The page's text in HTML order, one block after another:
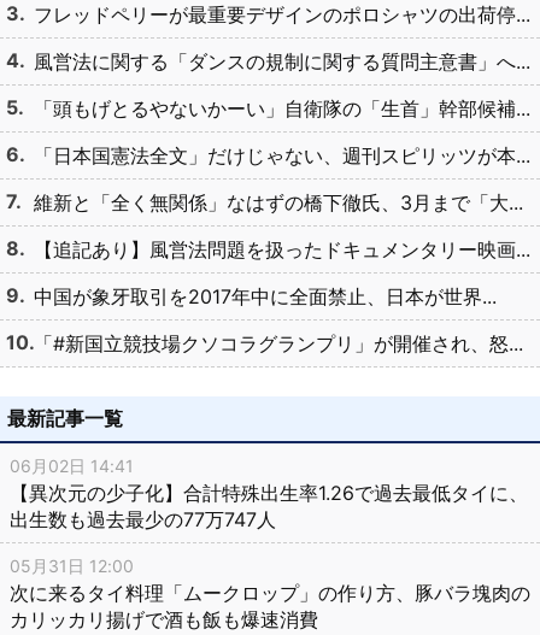
フレッドペリーが最重要デザインのポロシャツの出荷停...
風営法に関する「ダンスの規制に関する質問主意書」へ...
「頭もげとるやないかーい」自衛隊の「生首」幹部候補...
「日本国憲法全文」だけじゃない、週刊スピリッツが本...
維新と「全く無関係」なはずの橋下徹氏、3月まで「大...
【追記あり】風営法問題を扱ったドキュメンタリー映画...
中国が象牙取引を2017年中に全面禁止、日本が世界...
「#新国立競技場クソコラグランプリ」が開催され、怒...
最新記事一覧
06月02日 14:41
【異次元の少子化】合計特殊出生率1.26で過去最低タイに、
出生数も過去最少の77万747人
05月31日 12:00
次に来るタイ料理「ムークロップ」の作り方、豚バラ塊肉の
カリッカリ揚げで酒も飯も爆速消費